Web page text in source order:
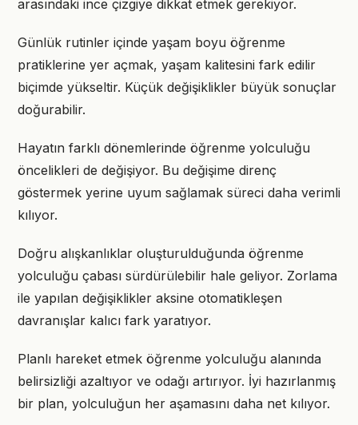
arasındaki ince çizgiye dikkat etmek gerekiyor.
Günlük rutinler içinde yaşam boyu öğrenme
pratiklerine yer açmak, yaşam kalitesini fark edilir
biçimde yükseltir. Küçük değişiklikler büyük sonuçlar
doğurabilir.
Hayatın farklı dönemlerinde öğrenme yolculuğu
öncelikleri de değişiyor. Bu değişime direnç
göstermek yerine uyum sağlamak süreci daha verimli
kılıyor.
Doğru alışkanlıklar oluşturulduğunda öğrenme
yolculuğu çabası sürdürülebilir hale geliyor. Zorlama
ile yapılan değişiklikler aksine otomatikleşen
davranışlar kalıcı fark yaratıyor.
Planlı hareket etmek öğrenme yolculuğu alanında
belirsizliği azaltıyor ve odağı artırıyor. İyi hazırlanmış
bir plan, yolculuğun her aşamasını daha net kılıyor.